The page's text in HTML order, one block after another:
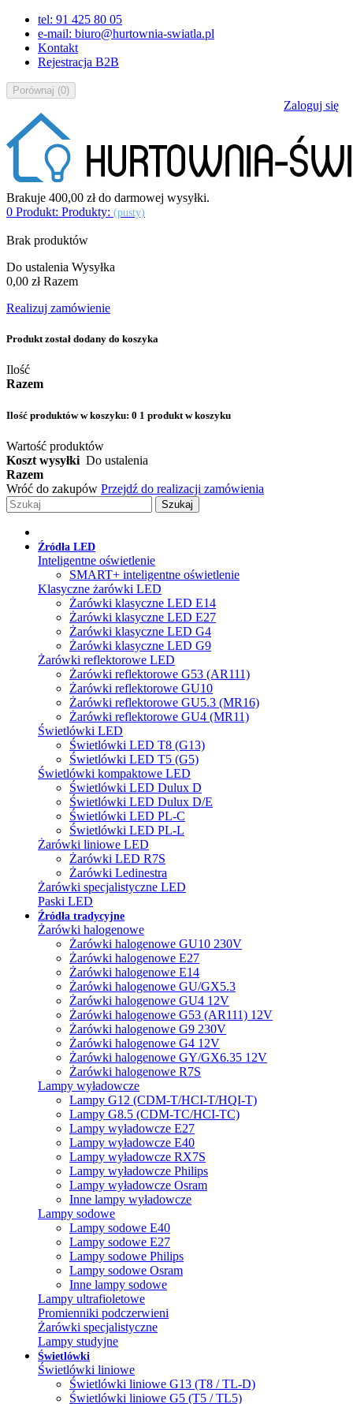
tel: 91 425 80 05
e-mail: biuro@hurtownia-swiatla.pl
Kontakt
Rejestracja B2B
Porównaj (0)
Zaloguj się
Brakuje 400,00 złdo darmowej wysyłki.
0 Produkt: Produkty: (pusty)
Brak produktów
Do ustalenia Wysyłka
0,00 zł Razem
Realizuj zamówienie
Produkt został dodany do koszyka
Ilość
Razem
Ilość produktów w koszyku: 0 1 produkt w koszyku
Wartość produktów
Koszt wysyłki Do ustalenia
Razem
Wróć do zakupów Przejdź do realizacji zamówienia
Szukaj
Źródła LED
Inteligentne oświetlenie
SMART+ inteligentne oświetlenie
Klasyczne żarówki LED
Żarówki klasyczne LED E14
Żarówki klasyczne LED E27
Żarówki klasyczne LED G4
Żarówki klasyczne LED G9
Żarówki reflektorowe LED
Żarówki reflektorowe G53 (AR111)
Żarówki reflektorowe GU10
Żarówki reflektorowe GU5.3 (MR16)
Żarówki reflektorowe GU4 (MR11)
Świetlówki LED
Świetlówki LED T8 (G13)
Świetlówki LED T5 (G5)
Świetlówki kompaktowe LED
Świetlówki LED Dulux D
Świetlówki LED Dulux D/E
Świetlówki LED PL-C
Świetlówki LED PL-L
Żarówki liniowe LED
Żarówki LED R7S
Żarówki Ledinestra
Żarówki specjalistyczne LED
Paski LED
Źródła tradycyjne
Żarówki halogenowe
Żarówki halogenowe GU10 230V
Żarówki halogenowe E27
Żarówki halogenowe E14
Żarówki halogenowe GU/GX5.3
Żarówki halogenowe GU4 12V
Żarówki halogenowe G53 (AR111) 12V
Żarówki halogenowe G9 230V
Żarówki halogenowe G4 12V
Żarówki halogenowe GY/GX6.35 12V
Żarówki halogenowe R7S
Lampy wyładowcze
Lampy G12 (CDM-T/HCI-T/HQI-T)
Lampy G8.5 (CDM-TC/HCI-TC)
Lampy wyładowcze E27
Lampy wyładowcze E40
Lampy wyładowcze RX7S
Lampy wyładowcze Philips
Lampy wyładowcze Osram
Inne lampy wyładowcze
Lampy sodowe
Lampy sodowe E40
Lampy sodowe E27
Lampy sodowe Philips
Lampy sodowe Osram
Inne lampy sodowe
Lampy ultrafioletowe
Promienniki podczerwieni
Żarówki specjalistyczne
Lampy studyjne
Świetlówki
Świetlówki liniowe
Świetlówki liniowe G13 (T8 / TL-D)
Świetlówki liniowe G5 (T5 / TL5)